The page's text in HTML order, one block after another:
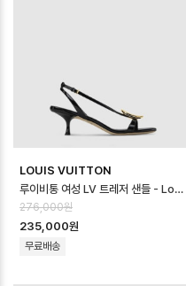
LOUIS VUITTON
루이비통 여성 LV 트레저 샌들 - Louis Vuitton Womens LV Treasu…
276,000원
235,000원
무료배송